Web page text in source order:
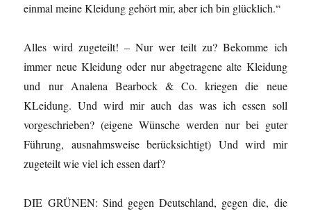
einmal meine Kleidung gehört mir, aber ich bin glücklich.“
Alles wird zugeteilt! – Nur wer teilt zu? Bekomme ich
immer neue Kleidung oder nur abgetragene alte Kleidung
und nur Analena Bearbock & Co. kriegen die neue
KLeidung. Und wird mir auch das was ich essen soll
vorgeschrieben? (eigene Wünsche werden nur bei guter
Führung, ausnahmsweise berücksichtigt) Und wird mir
zugeteilt wie viel ich essen darf?
DIE GRÜNEN: Sind gegen Deutschland, gegen die, die